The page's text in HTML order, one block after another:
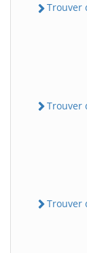
Trouver
Trouver
Trouver